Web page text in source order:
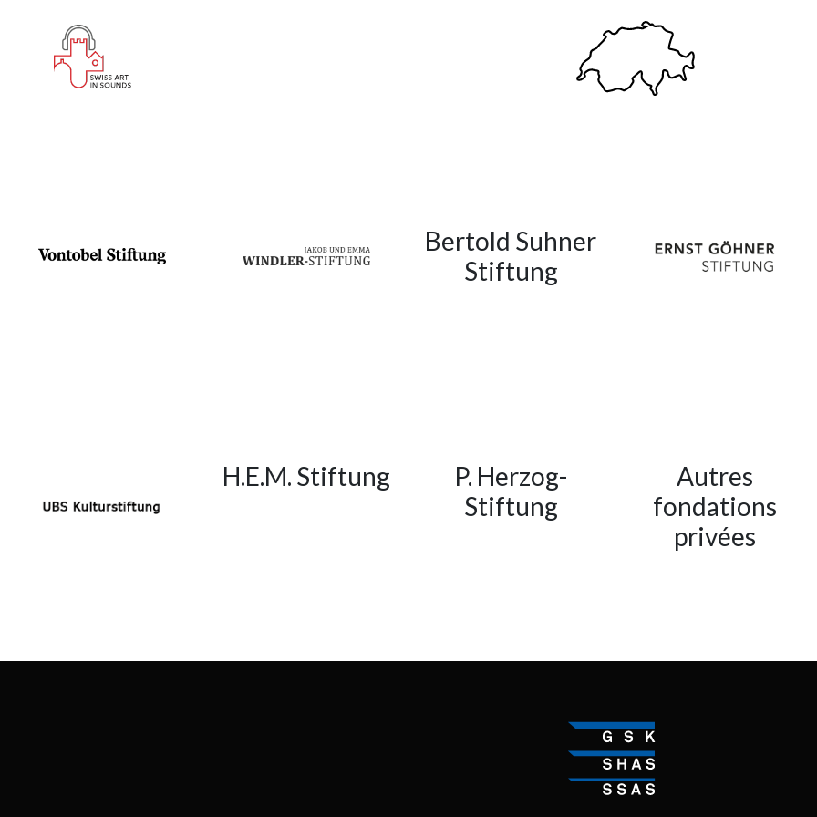
Bertold Suhner
Stiftung
H.E.M. Stiftung
P. Herzog-
Stiftung
Autres
fondations
privées